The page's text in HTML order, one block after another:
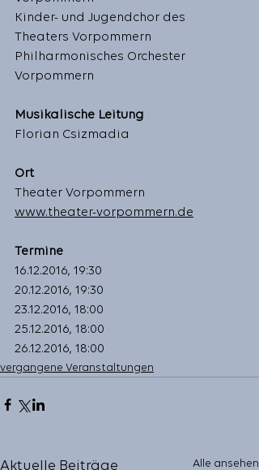
Kinder- und Jugendchor des
Theaters Vorpommern
Philharmonisches Orchester
Vorpommern
Musikalische Leitung
Florian Csizmadia
Ort
Theater Vorpommern
www.theater-vorpommern.de
Termine
16.12.2016, 19:30
20.12.2016, 19:30
23.12.2016, 18:00
25.12.2016, 18:00
26.12.2016, 18:00
vergangene Veranstaltungen
Aktuelle Beiträge Alle ansehen